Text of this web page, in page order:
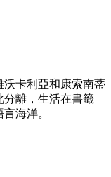
沃卡利亞和康索南蒂
分離，生活在書籤
海洋。